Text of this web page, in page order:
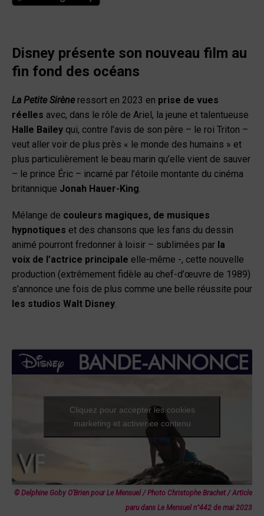
Disney présente son nouveau film au
fin fond des océans
La Petite Sirène ressort en 2023 en prise de vues
réelles avec, dans le rôle de Ariel, la jeune et talentueuse
Halle Bailey qui, contre l’avis de son père – le roi Triton –
veut aller voir de plus près « le monde des humains » et
plus particulièrement le beau marin qu’elle vient de sauver
– le prince Éric – incarné par l’étoile montante du cinéma
britannique Jonah Hauer-King
Mélange de couleurs magiques, de musiques
hypnotiques et des chansons que les fans du dessin
animé pourront fredonner à loisir – sublimées par la
voix de l’actrice principale elle-même -, cette nouvelle
production (extrêmement fidèle au chef-d’œuvre de 1989)
s’annonce une fois de plus comme une belle réussite pour
les studios Walt Disney
Cliquez pour accepter les cookies
marketing et activer ce contenu
© Delphine Goby O’Brien pour Le Mensuel / Photo Christophe Brachet / Article
paru dans Le Mensuel n°442 de mai 2023